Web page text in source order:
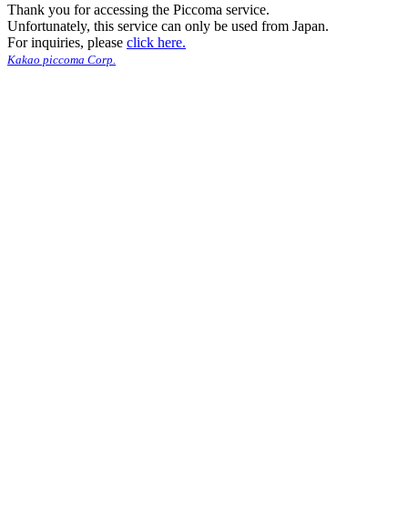
Thank you for accessing the Piccoma service.
Unfortunately, this service can only be used from Japan.
For inquiries, please click here.
Kakao piccoma Corp.